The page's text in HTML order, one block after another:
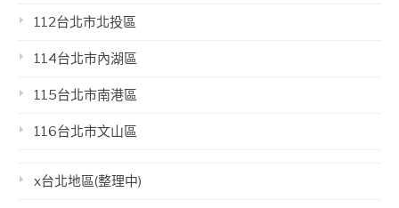
112台北市北投區
114台北市內湖區
115台北市南港區
116台北市文山區
x台北地區(整理中)